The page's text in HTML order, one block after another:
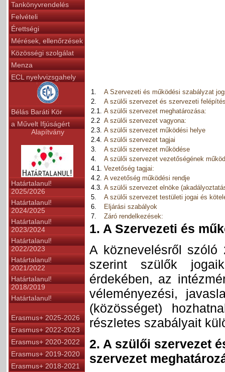
Tankönyvrendelés
Felvételi
Érettségi
Mérések, ellenőrzések
Közösségi szolgálat
Menza
ECL nyelvvizsgahely
Bélás Baráti Kör
a Művelt Ifjúságért
Alapítvány
Határtalanul!
2025/2026
Határtalanul!
2024/2025
Határtalanul!
2023/2024
Határtalanul!
2022/2023
Határtalanul!
2021/2022
Határtalanul!
2018/2019
Határtalanul!
Erasmus+ 2025-2026
Erasmus+ 2022-2023
Erasmus+ 2020-2022
Erasmus+ 2019-2020
Erasmus+ 2018-2021
1.
A Szervezeti és működési szabályzat
2.
A szülői szervezet és szervezeti
2.1. A szülői szervezet meghatározása:
2.2 A szülői szervezet vagyona:
2.3. A szülői szervezet működési helye
2.4. A szülői szervezet tagjai
3.
A szülői szervezet működése
4.
A szülői szervezet vezetőségének
4.1. Vezetőség tagjai:
4.2. A vezetőség működési rendje
4.3. A szülői szervezet elnöke
5.
A szülői szervezet testületi jogai és
6.
Eljárási szabályok
7.
Záró rendelkezések:
1. A Szervezeti és
A köznevelésről
szerint szülők
érdekében, az
véleményezési,
(közösséget)
részletes szabályait
2. A szülői szervezet
szervezet